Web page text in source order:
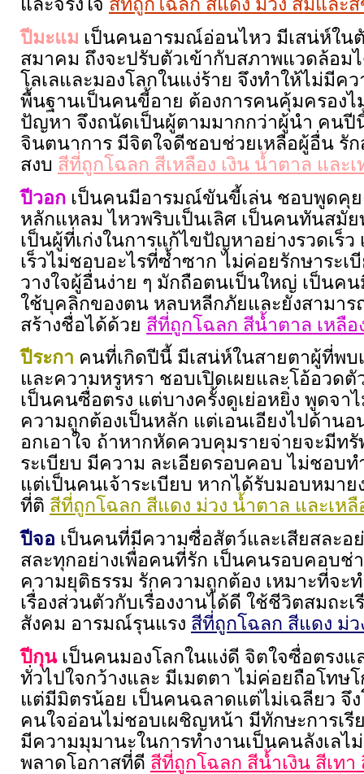
และจริงใจ สีที่ถูกโฉลก สีแดง ม่วง ส้มและ
ปีมะแม เป็นคนอารมณ์อ่อนไหว มีเสน่ห์ใน
สมาคม ถึงจะปรับตัวเข้ากับสภาพแวดล้อม
โลเลและมองโลกในแง่ร้าย จึงทำให้ไม่มีค
พื้นฐานเป็นคนขี้อาย ต้องการคนคุ้มครอง
ปัญหา จึงถนัดเป็นผู้ตามมากกว่าผู้นำ คน
จินตนาการ มีจิตใจดีชอบช่วยเหลือผู้อื่น รั
สงบ สีที่ถูกโฉลก สีเหลือง เงิน น้ำตาล และเ
ปีวอก เป็นคนมีอารมณ์ขันขี้เล่น ชอบพูดคุ
หลักแหลม ไหวพริบเป็นเลิศ เป็นคนทันสมั
เป็นผู้ที่เก่งในการแก้ไขปัญหาอย่างรวดเร็ว
เร็วไม่ชอบอะไรที่ซ้ำซาก ไม่ค่อยรักษาระ
วางใจผู้อื่นง่าย ๆ มักถือตนเป็นใหญ่ เป็นคน
ใช้บุคลิกของตน หลบหลีกภัยและยังสามาร
สร้างชื่อได้ด้วย สีที่ถูกโฉลก สีน้ำตาล เหลือ
ปีระกา คนที่เกิดปีนี้ มีเสน่ห์ในสายตาผู้ที่พ
และความหรูหรา ชอบเปิดเผยและโอ้อวดตั
เป็นคนซื่อตรง แต่บางครั้งดูเย่อหยิ่ง พูดจา
ความถูกต้องเป็นหลัก แต่เอนเอียงไปด้าน
อกเอาใจ ถ้าหากหัดควบคุมรายจ่ายจะมีท
ระเบียบ มีความ ละเอียดรอบคอบ ไม่ชอบ
แต่เป็นคนเจ้าระเบียบ หากได้รับมอบหมา
ที่ติ สีที่ถูกโฉลก สีแดง ม่วง น้ำตาล และเหลื
ปีจอ เป็นคนที่มีความซื่อสัตว์และเสียสละอ
สละทุกอย่างเพื่อคนที่รัก เป็นคนรอบคอบช่า
ความยุติธรรม รักความถูกต้อง เหมาะที่จะ
เรื่องส่วนตัวกับเรื่องงานได้ดี ใช้ชีวิตสมถะ
สังคม อารมณ์รุนแรง สีที่ถูกโฉลก สีแดง ม่ว
ปีกุน เป็นคนมองโลกในแง่ดี จิตใจซื่อตรง
ทั่วไปใจกว้างและ มีเมตตา ไม่ค่อยถือโทษ
แต่มีมิตรน้อย เป็นคนฉลาดแต่ไม่เฉลียว จึ
คนใจอ่อนไม่ชอบเผชิญหน้า มีทักษะการเรี
มีความมุมานะในการทำงานเป็นคนลังเลไ
พลาดโอกาสที่ดี สีที่ถูกโฉลก สีน้ำเงิน สีเทา